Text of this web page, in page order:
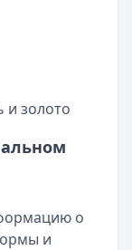
и золото
о
и